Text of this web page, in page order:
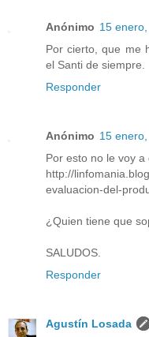
Anónimo 15
Por cierto, que me
el Santi de siempre.
Responder
Anónimo 15
Por esto no le voy a
http://
evaluacion-del-
¿Quien tiene que
SALUDOS.
Responder
Agustín Losada